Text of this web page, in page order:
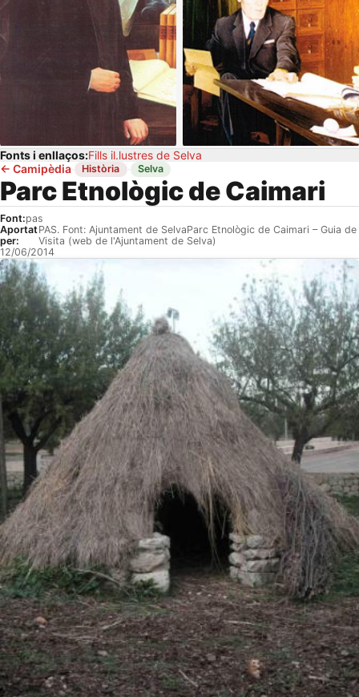
Fonts i enllaços:Fills il.lustres de Selva
← Camipèdia· Història · Selva
Parc Etnològic de Caimari
Font:pas
Aportat
per:
PAS. Font: Ajuntament de SelvaParc Etnològic de Caimari – Guia de
Visita (web de l'Ajuntament de Selva)
12/06/2014